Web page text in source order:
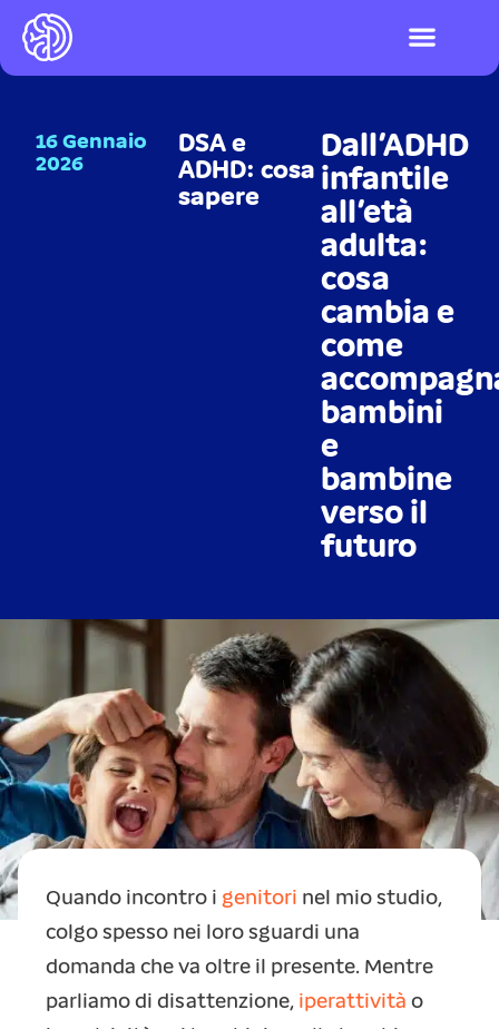
16 Gennaio
2026
DSA e
ADHD: cosa
sapere
Dall’ADHD
infantile
all’età
adulta:
cosa
cambia e
come
bambini
e
bambine
verso il
futuro
Quando incontro i genitori nel mio studio,
colgo spesso nei loro sguardi una
domanda che va oltre il presente. Mentre
parliamo di disattenzione, iperattività o